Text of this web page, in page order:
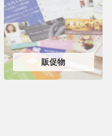
販促物